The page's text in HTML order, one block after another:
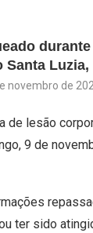
Luzia,
novembro de
de lesão
9 de
ter sido